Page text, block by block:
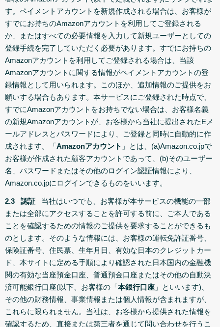
す。ペイメントアカウントを新規作成される場合は、お客様が
すでにお持ちのAmazonアカウントを利用してご登録される
か、またはすべての必要情報を入力して新規ユーザーとしての
登録手続を完了していただく必要があります。すでにお持ちの
Amazonアカウントを利用してご登録される場合は、当該
Amazonアカウントに関する情報がペイメントアカウントの登
録情報として用いられます。このほか、追加情報のご提供をお
願いする場合もあります。本サービスにご登録された時点で、
すでにAmazonアカウントをお持ちでない場合は、お客様名義
の新規Amazonアカウントが、お客様から当社に提出されたEメ
ールアドレスとパスワードにより、ご登録と同時に自動的に作
成されます。「Amazonアカウント 」とは、(a)Amazon.co.jpで
お客様が作成された顧客アカウントであって、(b)そのユーザー
名、パスワードまたはその他のログイン認証情報により、
Amazon.co.jpにログインできるものをいいます。
2.3 認証 当社はいつでも、お客様が本サービスの機能の一部
または全部にアクセスすることを許可する前に、ご本人である
ことを確認するための情報のご提供を要求することができるも
のとします。そのような情報には、お客様の運転免許証番号、
保険証番号、住民票、生年月日、有効な日本のクレジットカー
ド、本サイトに定める手順により確認された日本国内の金融機
関の有効な当座預金口座、普通預金口座またはその他の自動決
済可能銀行口座(以下、お客様の「本銀行口座 」といいます)、
その他の財務情報、事業情報または個人情報が含まれますが、
これらに限られません。当社は、お客様から提供された情報を
確認するため、直接または第三者を通じて問い合わせを行うこ